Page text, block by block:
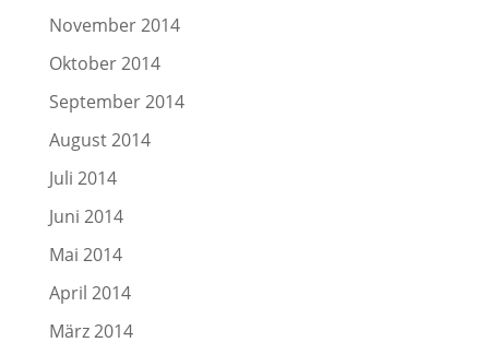
November 2014
Oktober 2014
September 2014
August 2014
Juli 2014
Juni 2014
Mai 2014
April 2014
März 2014